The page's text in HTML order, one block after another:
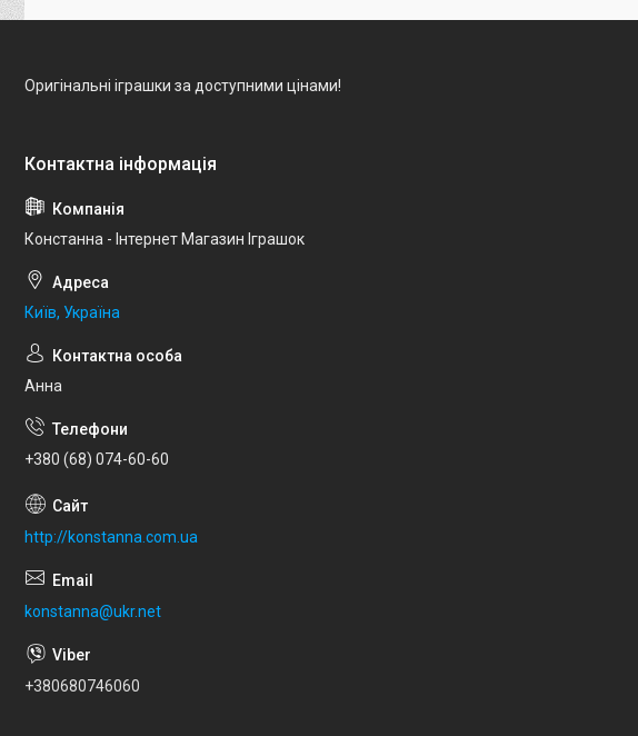
Оригінальні іграшки за доступними цінами!
Констанна - Інтернет Магазин Іграшок
Київ, Україна
Анна
+380 (68) 074-60-60
http://konstanna.com.ua
konstanna@ukr.net
+380680746060